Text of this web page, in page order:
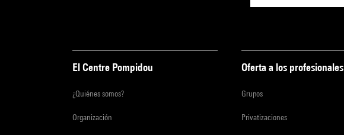
El Centre Pompidou
¿Quiénes somos?
Organización
Oferta a los profesionales
Grupos
Privatizaciones